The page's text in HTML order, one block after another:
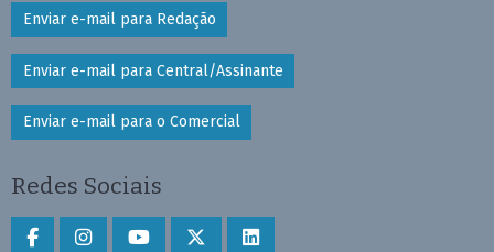
Enviar e-mail para Redação
Enviar e-mail para Central/Assinante
Enviar e-mail para o Comercial
Redes Sociais